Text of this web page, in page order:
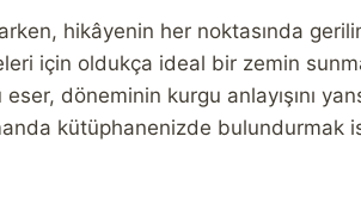
hikâyenin her noktasında
için oldukça ideal bir zemin
döneminin kurgu anlayışını
kütüphanenizde bulundurmak